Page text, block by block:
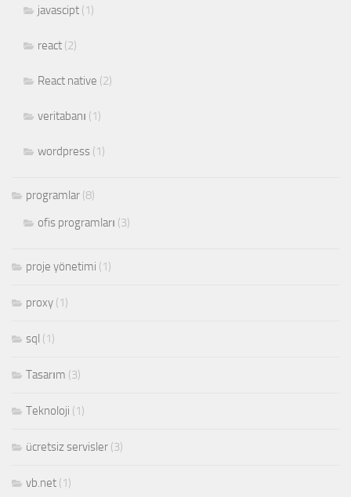
javascipt (1)
react (2)
React native (2)
veritabanı (1)
wordpress (1)
programlar (8)
ofis programları (3)
proje yönetimi (1)
proxy (1)
sql (1)
Tasarım (3)
Teknoloji (1)
ücretsiz servisler (3)
vb.net (1)